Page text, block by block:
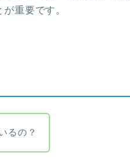
重要です。
るの？